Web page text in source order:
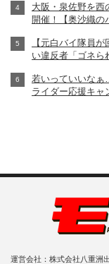
大阪・泉佐野を西
開催！【奥沙織の
【元白バイ隊員
い違反者「ゴネら
若いっていいな
ライダー応援キャ
運営会社：株式会社八重洲